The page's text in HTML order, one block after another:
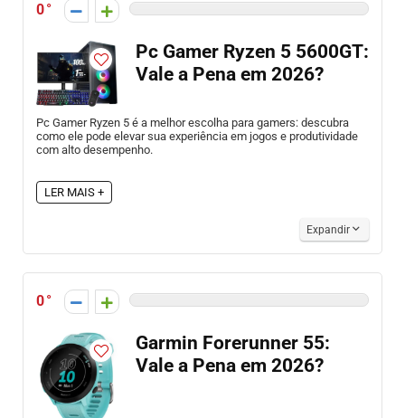
0
Pc Gamer Ryzen 5 5600GT:
Vale a Pena em 2026?
Pc Gamer Ryzen 5 é a melhor escolha para gamers: descubra
como ele pode elevar sua experiência em jogos e produtividade
com alto desempenho.
LER MAIS +
Expandir
0
Garmin Forerunner 55:
Vale a Pena em 2026?